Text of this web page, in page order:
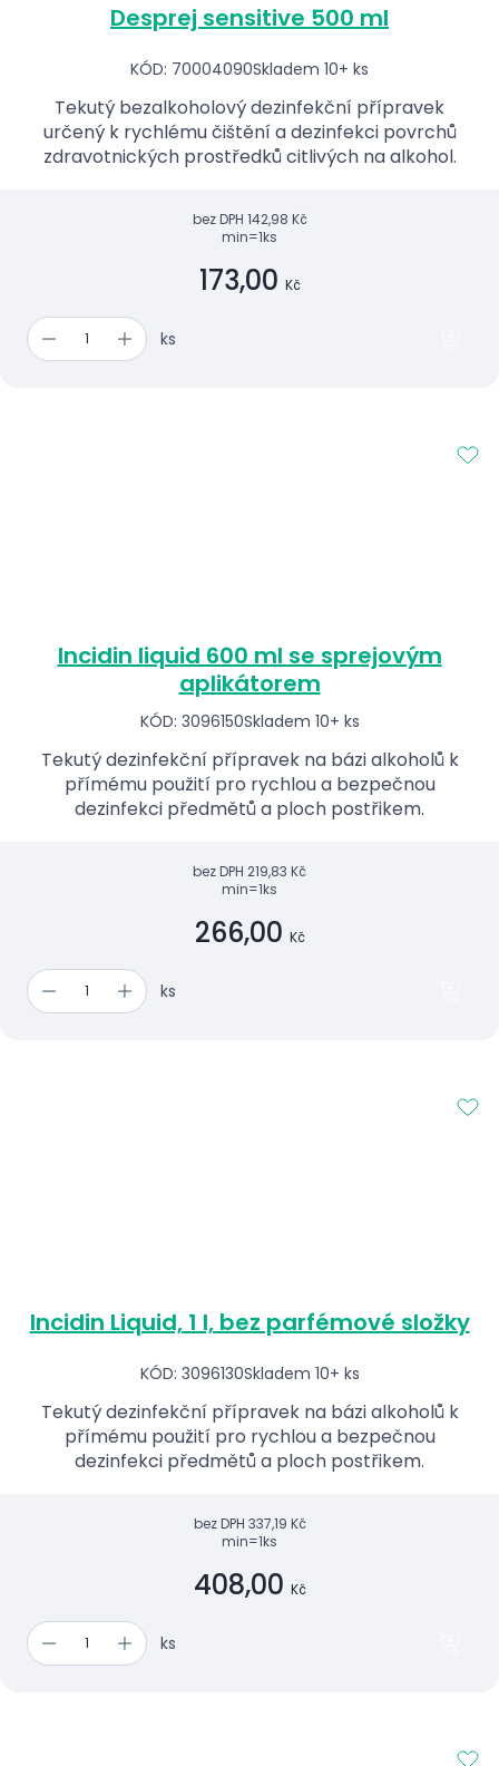
Desprej sensitive 500 ml
KÓD: 70004090Skladem 10+ ks
Tekutý bezalkoholový dezinfekční přípravek
určený k rychlému čištění a dezinfekci povrchů
zdravotnických prostředků citlivých na alkohol.
bez DPH 142,98 Kč
min=1ks
173,00 Kč
ks
Incidin liquid 600 ml se sprejovým
aplikátorem
KÓD: 3096150Skladem 10+ ks
Tekutý dezinfekční přípravek na bázi alkoholů k
přímému použití pro rychlou a bezpečnou
dezinfekci předmětů a ploch postřikem.
bez DPH 219,83 Kč
min=1ks
266,00 Kč
ks
Incidin Liquid, 1 l, bez parfémové složky
KÓD: 3096130Skladem 10+ ks
Tekutý dezinfekční přípravek na bázi alkoholů k
přímému použití pro rychlou a bezpečnou
dezinfekci předmětů a ploch postřikem.
bez DPH 337,19 Kč
min=1ks
408,00 Kč
ks